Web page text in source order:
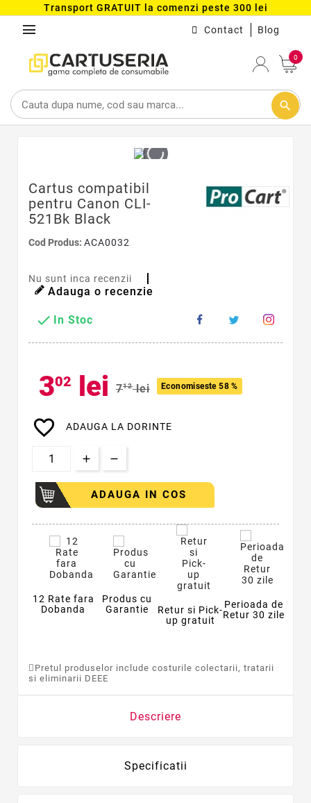
Transport GRATUIT la comenzi peste 300 lei
menu Contact Blog
0
search
Cartus compatibil
pentru Canon CLI-
521Bk Black
Cod Produs: ACA0032
Nu sunt inca recenzii
Adauga o recenzie
 In Stoc
302 lei 712 lei Economiseste 58 %
favorite_border ADAUGA LA DORINTE
ADAUGA IN COS
12 Rate fara
Dobanda
Produs cu
Garantie
Retur si Pick-
up gratuit
Perioada de
Retur 30 zile
Pretul produselor include costurile colectarii, tratarii
si eliminarii DEEE
Descriere
Specificatii